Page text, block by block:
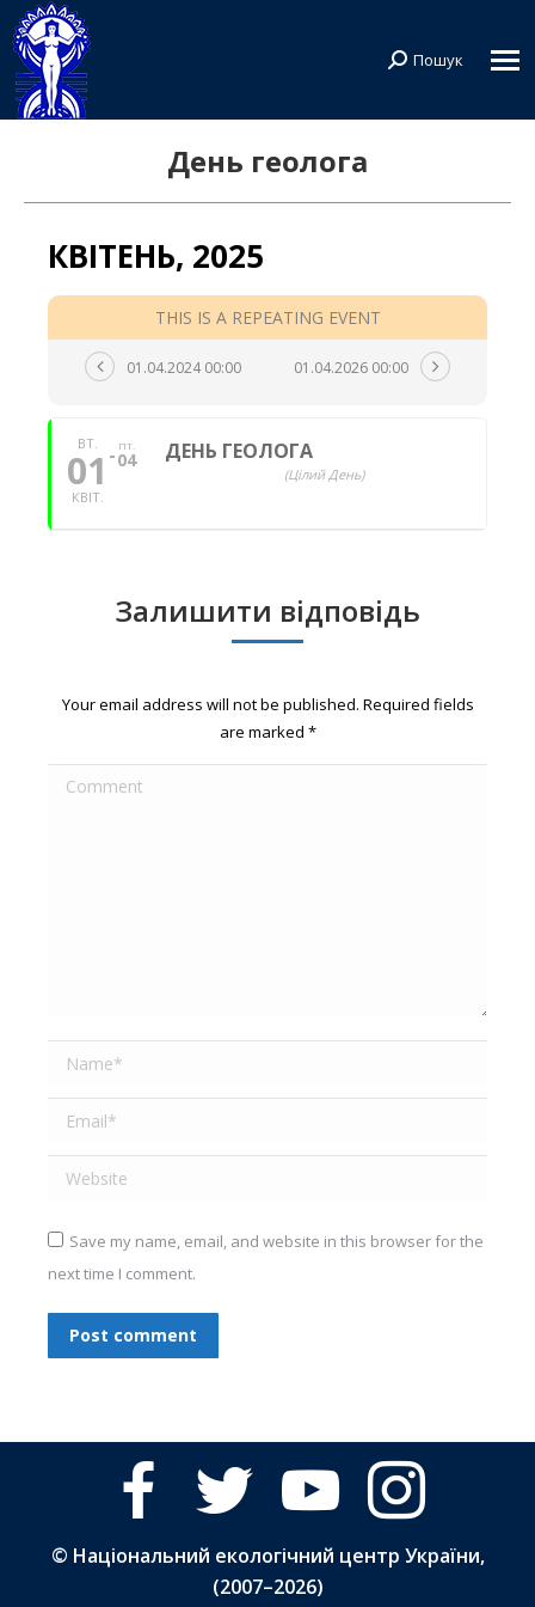
Search:
Пошук
День геолога
КВІТЕНЬ, 2025
THIS IS A REPEATING EVENT
01.04.2024 00:00 01.04.2026 00:00
ВТ.
01
КВIТ.
ПТ.
04 ДЕНЬ ГЕОЛОГА
(Цілий День)
Залишити відповідь
Your email address will not be published. Required fields
are marked *
Comment
Name *
Email *
Website
Save my name, email, and website in this browser for the
next time I comment.
Post comment
facebook twitter youtube instagram
© Національний екологічний центр України,
(2007–2026)